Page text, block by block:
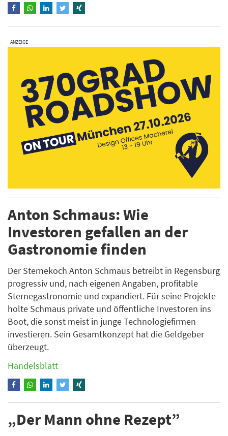
ANZEIGE
Anton Schmaus: Wie
Investoren gefallen an der
Gastronomie finden
Der Sternekoch Anton Schmaus betreibt in Regensburg
progressiv und, nach eigenen Angaben, profitable
Sternegastronomie und expandiert. Für seine Projekte
holte Schmaus private und öffentliche Investoren ins
Boot, die sonst meist in junge Technologiefirmen
investieren. Sein Gesamtkonzept hat die Geldgeber
überzeugt.
Handelsblatt
„Der Mann ohne Rezept”